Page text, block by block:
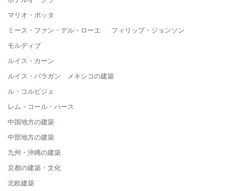
マリオ・ボッタ
ミース・ファン・デル・ローエ フィリップ・ジョンソン
モルディブ
ルイス・カーン
ルイス・バラガン メキシコの建築
ル・コルビジェ
レム・コール・ハース
中国地方の建築
中部地方の建築
九州・沖縄の建築
京都の建築・文化
北欧建築